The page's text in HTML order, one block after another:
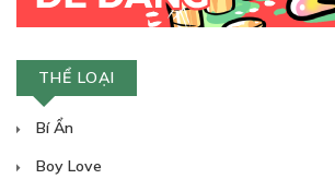
THỂ LOẠI
Bí Ẩn
Boy Love